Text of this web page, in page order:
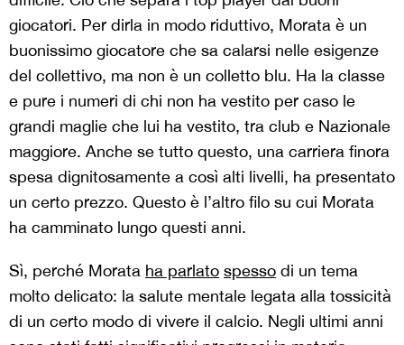
giocatori. Per dirla in modo riduttivo, Morata è un
buonissimo giocatore che sa calarsi nelle esigenze
del collettivo, ma non è un colletto blu. Ha la classe
e pure i numeri di chi non ha vestito per caso le
grandi maglie che lui ha vestito, tra club e Nazionale
maggiore. Anche se tutto questo, una carriera finora
spesa dignitosamente a così alti livelli, ha presentato
un certo prezzo. Questo è l’altro filo su cui Morata
ha camminato lungo questi anni.
Sì, perché Morata ha parlato spesso di un tema
molto delicato: la salute mentale legata alla tossicità
di un certo modo di vivere il calcio. Negli ultimi anni